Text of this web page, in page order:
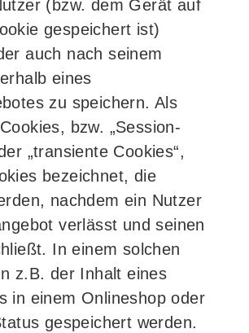
(bzw. dem Gerät auf
gespeichert ist)
auch nach seinem
eines
zu speichern. Als
bzw. „Session-
„transiente Cookies“,
bezeichnet, die
nachdem ein Nutzer
verlässt und seinen
In einem solchen
z.B. der Inhalt eines
in einem Onlineshop oder
gespeichert werden.